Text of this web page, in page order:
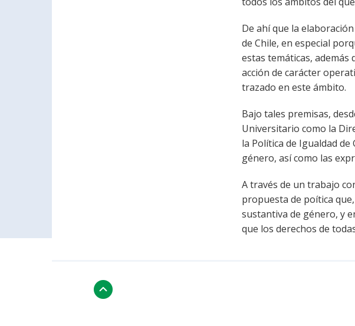
De ahí que la
de Chile, en especial
estas temáticas,
acción de carácter
trazado en este ámbito.
Bajo tales premisas,
Universitario como la
la Política de Igualdad
género, así como las
A través de un trabajo
propuesta de poítica
sustantiva de género, y
que los derechos de